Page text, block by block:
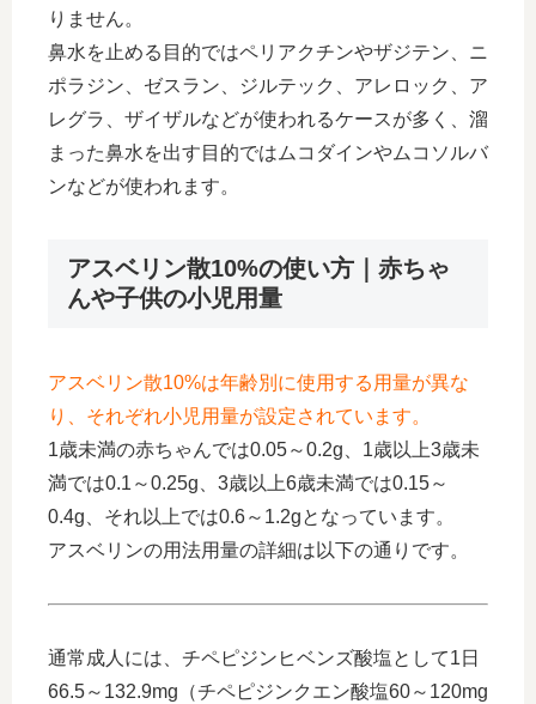
りません。
鼻水を止める目的ではペリアクチンやザジテン、ニ
ポラジン、ゼスラン、ジルテック、アレロック、ア
レグラ、ザイザルなどが使われるケースが多く、溜
まった鼻水を出す目的ではムコダインやムコソルバ
ンなどが使われます。
アスベリン散10%の使い方｜赤ちゃ
んや子供の小児用量
アスベリン散10%は年齢別に使用する用量が異な
り、それぞれ小児用量が設定されています。
1歳未満の赤ちゃんでは0.05～0.2g、1歳以上3歳未
満では0.1～0.25g、3歳以上6歳未満では0.15～
0.4g、それ以上では0.6～1.2gとなっています。
アスベリンの用法用量の詳細は以下の通りです。
通常成人には、チペピジンヒベンズ酸塩として1日
66.5～132.9mg（チペピジンクエン酸塩60～120mg